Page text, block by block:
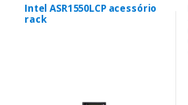
Intel ASR1550LCP acessório
rack